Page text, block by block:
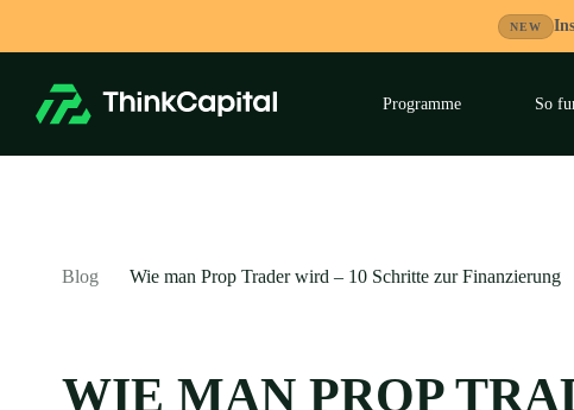
NEW
Programme So
Blog Wie man Prop Trader wird – 10 Schritte zur Finanzierung
WIE MAN PROP